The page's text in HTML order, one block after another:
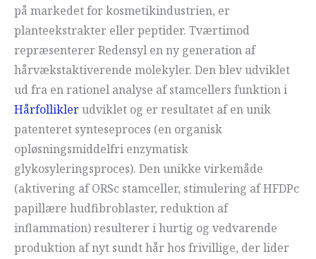
på markedet for kosmetikindustrien, er
planteekstrakter eller peptider. Tværtimod
repræsenterer Redensyl en ny generation af
hårvækstaktiverende molekyler. Den blev udviklet
ud fra en rationel analyse af stamcellers funktion i
Hårfolliklerudviklet og er resultatet af en unik
patenteret synteseproces (en organisk
opløsningsmiddelfri enzymatisk
glykosyleringsproces). Den unikke virkemåde
(aktivering af ORSc stamceller, stimulering af HFDPc
papillære hudfibroblaster, reduktion af
inflammation) resulterer i hurtig og vedvarende
produktion af nyt sundt hår hos frivillige, der lider